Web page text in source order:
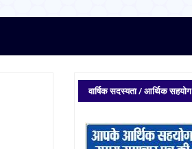
वार्षिक सदस्यता / आर्थिक सहयोग